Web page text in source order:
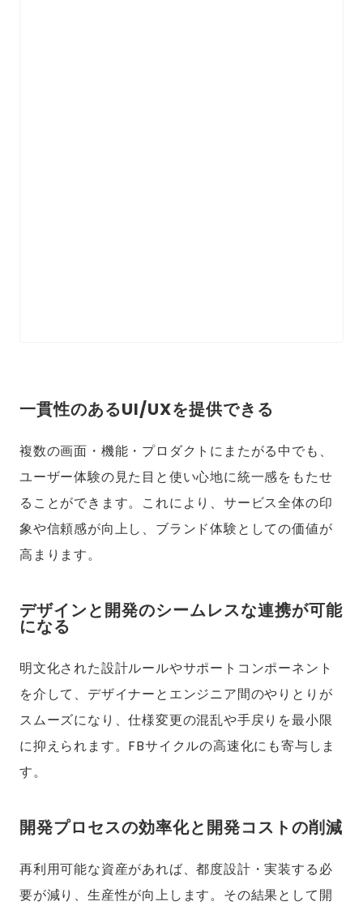
一貫性のあるUI/UXを提供できる
複数の画面・機能・プロダクトにまたがる中でも、
ユーザー体験の見た目と使い心地に統一感をもたせ
ることができます。これにより、サービス全体の印
象や信頼感が向上し、ブランド体験としての価値が
高まります。
デザインと開発のシームレスな連携が可能
になる
明文化された設計ルールやサポートコンポーネント
を介して、デザイナーとエンジニア間のやりとりが
スムーズになり、仕様変更の混乱や手戻りを最小限
に抑えられます。FBサイクルの高速化にも寄与しま
す。
開発プロセスの効率化と開発コストの削減
再利用可能な資産があれば、都度設計・実装する必
要が減り、生産性が向上します。その結果として開